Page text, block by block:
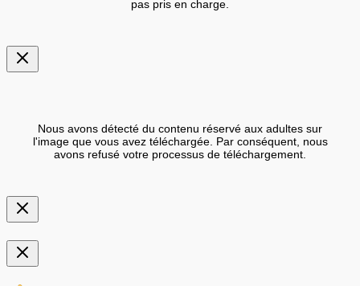
pas pris en charge.
Nous avons détecté du contenu réservé aux adultes sur
l'image que vous avez téléchargée. Par conséquent, nous
avons refusé votre processus de téléchargement.